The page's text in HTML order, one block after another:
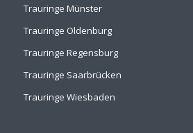
Trauringe Münster
Trauringe Oldenburg
Trauringe Regensburg
Trauringe Saarbrücken
Trauringe Wiesbaden